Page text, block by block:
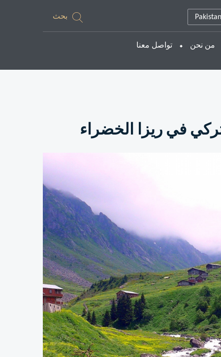
Pakistan بحث
من نحن تواصل معنا
في ريزا الخضراء